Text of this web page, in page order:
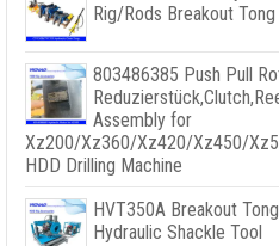
Rig/Rods Breakout Tong
803486385 Push Pull
Reduzierstück,Clutch,
Assembly for
Xz200/Xz360/Xz420/Xz450/
HDD Drilling Machine
HVT350A Breakout
Hydraulic Shackle Tool